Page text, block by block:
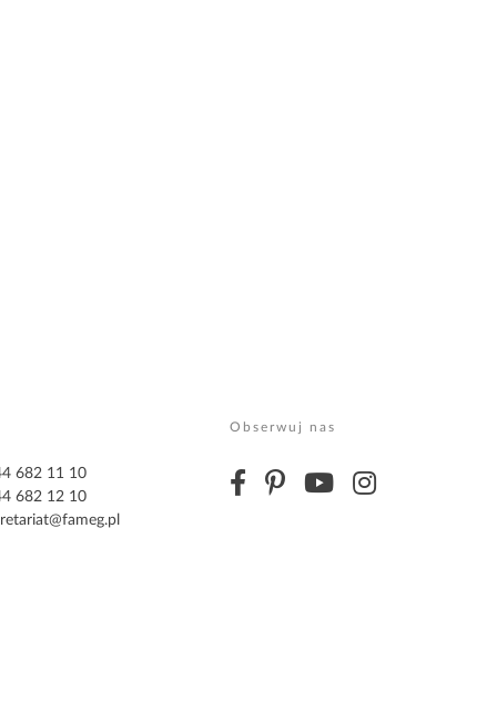
682 11 10
682 12 10
Obserwuj nas